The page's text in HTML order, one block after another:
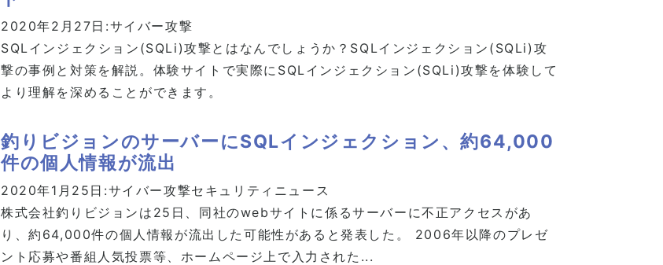
2020年2月27日:サイバー攻撃
SQLインジェクション(SQLi)攻撃とはなんでしょうか？SQLインジェクション(SQLi)攻
撃の事例と対策を解説。体験サイトで実際にSQLインジェクション(SQLi)攻撃を体験して
より理解を深めることができます。
釣りビジョンのサーバーにSQLインジェクション、約64,000
件の個人情報が流出
2020年1月25日:サイバー攻撃セキュリティニュース
株式会社釣りビジョンは25日、同社のwebサイトに係るサーバーに不正アクセスがあ
り、約64,000件の個人情報が流出した可能性があると発表した。 2006年以降のプレゼ
ント応募や番組人気投票等、ホームページ上で入力された...